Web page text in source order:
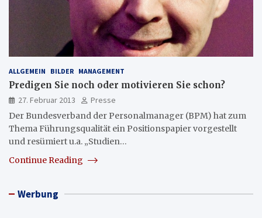
ALLGEMEIN BILDER MANAGEMENT
Predigen Sie noch oder motivieren Sie schon?
27. Februar 2013
Presse
Der Bundesverband der Personalmanager (BPM) hat zum
Thema Führungsqualität ein Positionspapier vorgestellt
und resümiert u.a. „Studien…
Continue Reading
Werbung